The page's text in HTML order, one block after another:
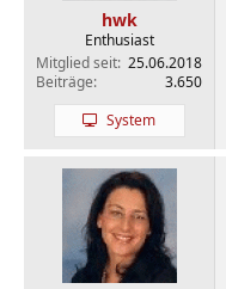
hwk
Enthusiast
Mitglied seit 25.06.2018
Beiträge
3.650
System